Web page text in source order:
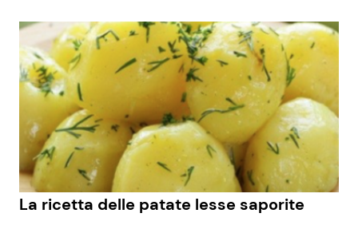
La ricetta delle patate lesse saporite